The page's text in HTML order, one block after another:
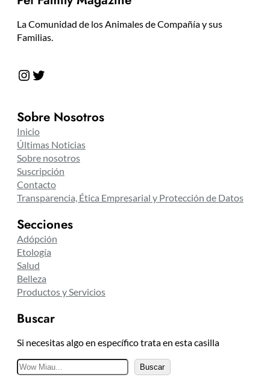
La Comunidad de los Animales de Compañía y sus
Familias.
Instagram Twitter
Sobre Nosotros
Inicio
Últimas Noticias
Sobre nosotros
Suscripción
Contacto
Transparencia, Ética Empresarial y Protección de Datos
Secciones
Adópción
Etología
Salud
Belleza
Productos y Servicios
Buscar
Si necesitas algo en específico trata en esta casilla
B
u
Buscar